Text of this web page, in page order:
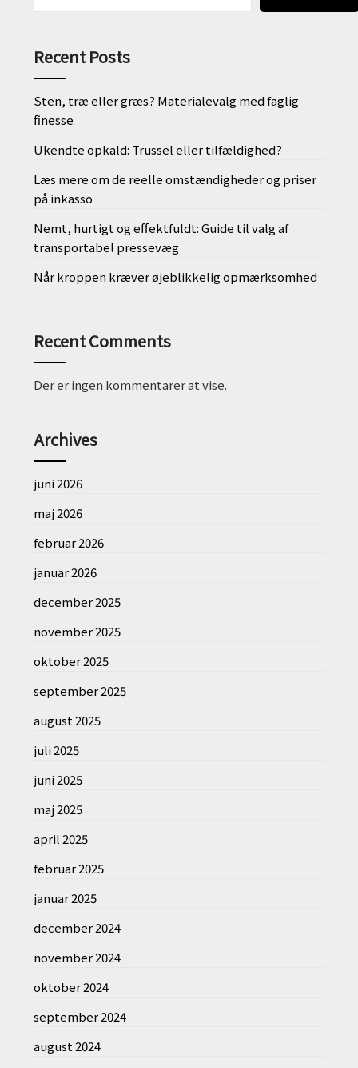
Recent Posts
Sten, træ eller græs? Materialevalg med faglig
finesse
Ukendte opkald: Trussel eller tilfældighed?
Læs mere om de reelle omstændigheder og priser
på inkasso
Nemt, hurtigt og effektfuldt: Guide til valg af
transportabel pressevæg
Når kroppen kræver øjeblikkelig opmærksomhed
Recent Comments
Der er ingen kommentarer at vise.
Archives
juni 2026
maj 2026
februar 2026
januar 2026
december 2025
november 2025
oktober 2025
september 2025
august 2025
juli 2025
juni 2025
maj 2025
april 2025
februar 2025
januar 2025
december 2024
november 2024
oktober 2024
september 2024
august 2024